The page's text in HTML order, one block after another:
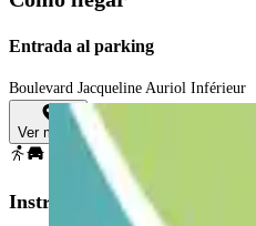
Entrada al parking
Boulevard Jacqueline Auriol Inférieur
Ver mapa
Instrucciones